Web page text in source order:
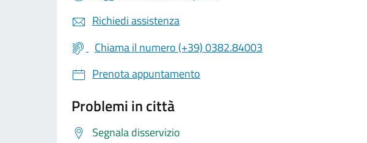
Richiedi assistenza
Chiama il numero (+39) 0382.84003
Prenota appuntamento
Problemi in città
Segnala disservizio